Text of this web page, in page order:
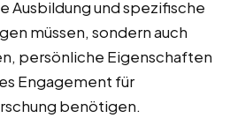
Ausbildung und spezifische
müssen, sondern auch
persönliche Eigenschaften
Engagement für
benötigen.